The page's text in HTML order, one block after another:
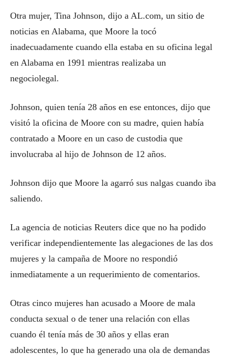
Otra mujer, Tina Johnson, dijo a AL.com, un sitio de
noticias en Alabama, que Moore la tocó
inadecuadamente cuando ella estaba en su oficina legal
en Alabama en 1991 mientras realizaba un
negociolegal.
Johnson, quien tenía 28 años en ese entonces, dijo que
visitó la oficina de Moore con su madre, quien había
contratado a Moore en un caso de custodia que
involucraba al hijo de Johnson de 12 años.
Johnson dijo que Moore la agarró sus nalgas cuando iba
saliendo.
La agencia de noticias Reuters dice que no ha podido
verificar independientemente las alegaciones de las dos
mujeres y la campaña de Moore no respondió
inmediatamente a un requerimiento de comentarios.
Otras cinco mujeres han acusado a Moore de mala
conducta sexual o de tener una relación con ellas
cuando él tenía más de 30 años y ellas eran
adolescentes, lo que ha generado una ola de demandas